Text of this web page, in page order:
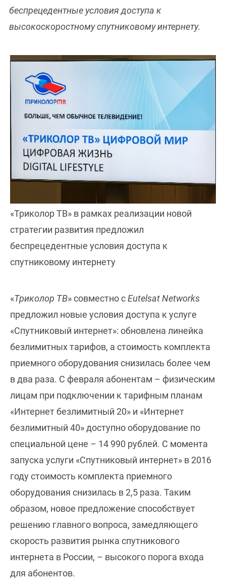
беспрецедентные условия доступа к
высокоскоростному спутниковому интернету.
«Триколор ТВ» в рамках реализации новой
стратегии развития предложил
беспрецедентные условия доступа к
спутниковому интернету
«Триколор ТВ» совместно сEutelsat Networks
предложил новые условия доступа к услуге
«Спутниковый интернет»: обновлена линейка
безлимитных тарифов, а стоимость комплекта
приемного оборудования снизилась более чем
в два раза. С февраля абонентам – физическим
лицам при подключении к тарифным планам
«Интернет безлимитный 20» и «Интернет
безлимитный 40» доступно оборудование по
специальной цене – 14 990 рублей. С момента
запуска услуги «Спутниковый интернет» в 2016
году стоимость комплекта приемного
оборудования снизилась в 2,5 раза. Таким
образом, новое предложение способствует
решению главного вопроса, замедляющего
скорость развития рынка спутникового
интернета в России, – высокого порога входа
для абонентов.